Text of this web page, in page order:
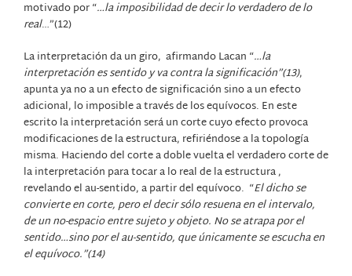
motivado por “…la imposibilidad de decir lo verdadero de lo
real…”(12)
La interpretación da un giro, afirmando Lacan “…la
interpretación es sentido y va contra la significación”(13),
apunta ya no a un efecto de significación sino a un efecto
adicional, lo imposible a través de los equívocos. En este
escrito la interpretación será un corte cuyo efecto provoca
modificaciones de la estructura, refiriéndose a la topología
misma. Haciendo del corte a doble vuelta el verdadero corte de
la interpretación para tocar a lo real de la estructura ,
revelando el au-sentido, a partir del equívoco. “El dicho se
convierte en corte, pero el decir sólo resuena en el intervalo,
de un no-espacio entre sujeto y objeto. No se atrapa por el
sentido…sino por el au-sentido, que únicamente se escucha en
el equívoco.”(14)